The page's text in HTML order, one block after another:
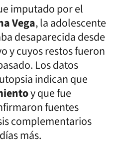
imputado por el
Vega, la adolescente
desaparecida desde
y cuyos restos fueron
Los datos
indican que
y que fue
fuentes
complementarios
más.